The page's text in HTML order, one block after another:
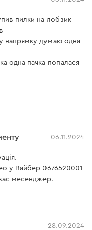
пилки на лобзик
напрямку думаю одна
одна пачка попалася
06.11.2024
у Вайбер 0676520001
месенджер.
28.09.2024